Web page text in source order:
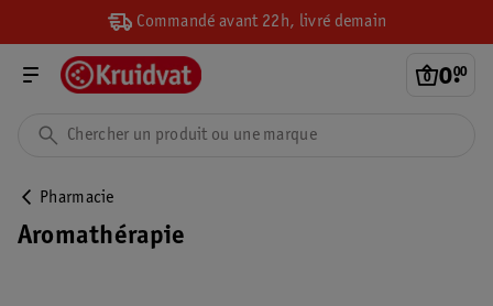
Commandé avant 22h, livré demain
0.
00
Pharmacie
Aromathérapie